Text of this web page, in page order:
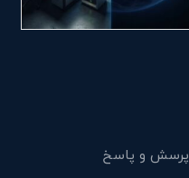
پرسش و پاسخ